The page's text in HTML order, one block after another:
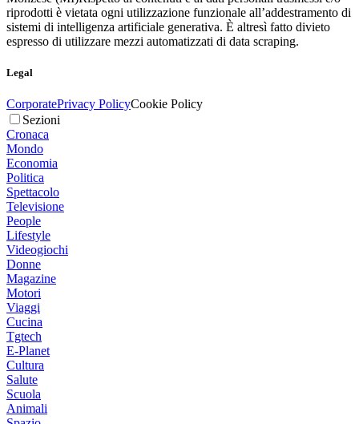
riprodotti è vietata ogni utilizzazione funzionale all’addestramento di
sistemi di intelligenza artificiale generativa. È altresì fatto divieto
espresso di utilizzare mezzi automatizzati di data scraping.
Legal
CorporatePrivacy PolicyCookie Policy
Sezioni
Cronaca
Mondo
Economia
Politica
Spettacolo
Televisione
People
Lifestyle
Videogiochi
Donne
Magazine
Motori
Viaggi
Cucina
Tgtech
E-Planet
Cultura
Salute
Scuola
Animali